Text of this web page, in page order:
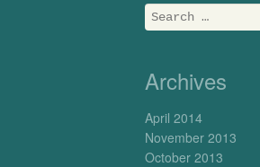
Search
Archives
April 2014
November 2013
October 2013